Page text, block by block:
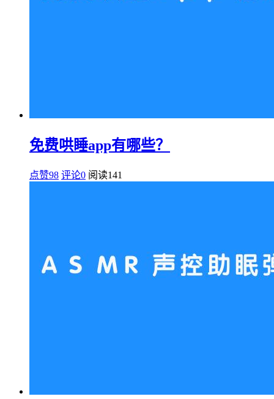
免费哄睡app有哪些？
点赞98 评论0 阅读141